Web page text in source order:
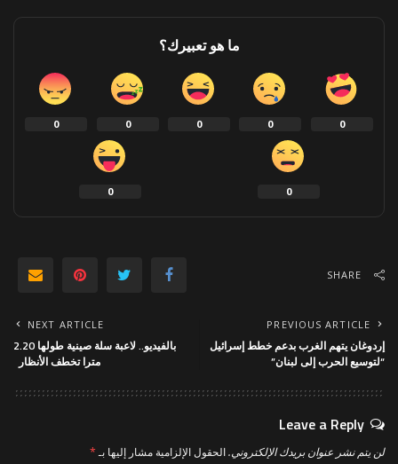
ما هو تعبيرك؟
0
0
0
0
0
0
0
SHARE
PREVIOUS ARTICLE
إردوغان يتهم الغرب بدعم خطط إسرائيل
“لتوسيع الحرب إلى لبنان”
NEXT ARTICLE
بالفيديو.. لاعبة سلة صينية طولها 2.20
مترا تخطف الأنظار
Leave a Reply
لن يتم نشر عنوان بريدك الإلكتروني.الحقول الإلزامية مشار إليها بـ*